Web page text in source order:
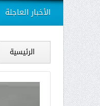
الأخبار العاجلة
الرئيسية